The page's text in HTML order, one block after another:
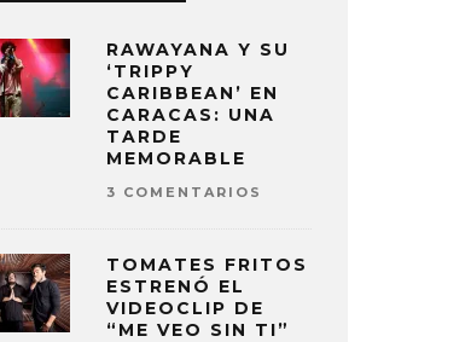
RAWAYANA Y SU
‘TRIPPY
CARIBBEAN’ EN
CARACAS: UNA
TARDE
MEMORABLE
3 COMENTARIOS
TOMATES FRITOS
ESTRENÓ EL
VIDEOCLIP DE
“ME VEO SIN TI”